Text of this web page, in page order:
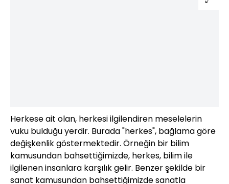
Herkese ait olan, herkesi ilgilendiren meselelerin
vuku bulduğu yerdir. Burada "herkes", bağlama göre
değişkenlik göstermektedir. Örneğin bir bilim
kamusundan bahsettiğimizde, herkes, bilim ile
ilgilenen insanlara karşılık gelir. Benzer şekilde bir
sanat kamusundan bahsettiğimizde sanatla